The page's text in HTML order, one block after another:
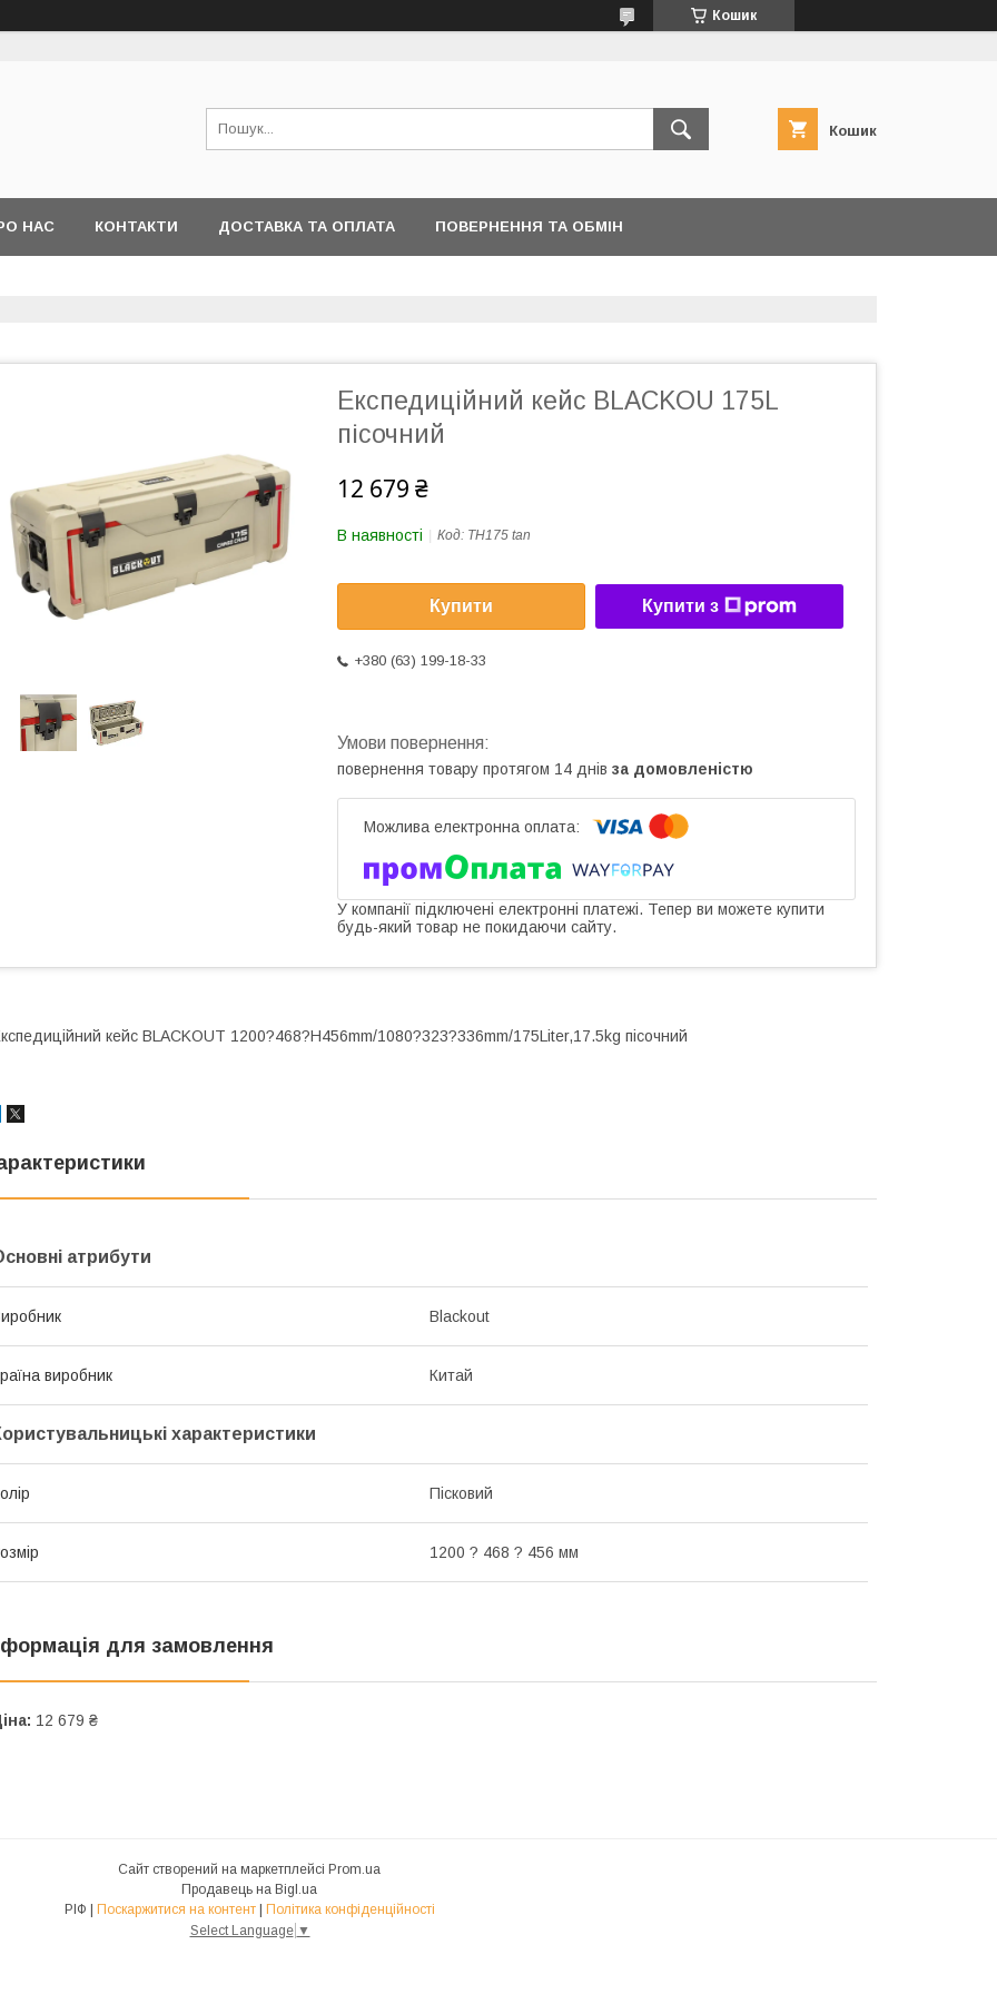
Кошик
Кошик
НАС КОНТАКТИ ДОСТАВКА ТА ОПЛАТА ПОВЕРНЕННЯ ТА ОБМІН
Експедиційний кейс BLACKOU 175L
пісочний
12 679 ₴
В наявності Код: TH175 tan
Купити Купити з
+380 (63) 199-18-33
повернення товару протягом 14 днів за домовленістю
У компанії підключені електронні платежі. Тепер ви можете купити
будь-який товар не покидаючи сайту.
кейс BLACKOUT 1200?468?H456mm/1080?323?336mm/175Liter,17.5kg пісочний
атрибути
Blackout
виробник Китай
характеристики
Пісковий
1200 ? 468 ? 456 мм
для замовлення
12 679 ₴
Сайт створений на маркетплейсі Prom.ua
Продавець на Bigl.ua
РІФ | Поскаржитися на контент | Політика конфіденційності
Select Language ▼